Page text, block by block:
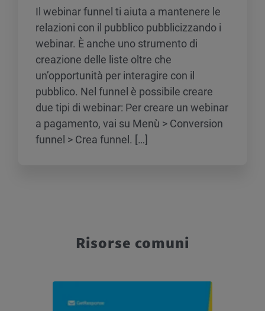
Il webinar funnel ti aiuta a mantenere le
relazioni con il pubblico pubblicizzando i
webinar. È anche uno strumento di
creazione delle liste oltre che
un’opportunità per interagire con il
pubblico. Nel funnel è possibile creare
due tipi di webinar: Per creare un webinar
a pagamento, vai su Menù > Conversion
funnel > Crea funnel. […]
Risorse comuni